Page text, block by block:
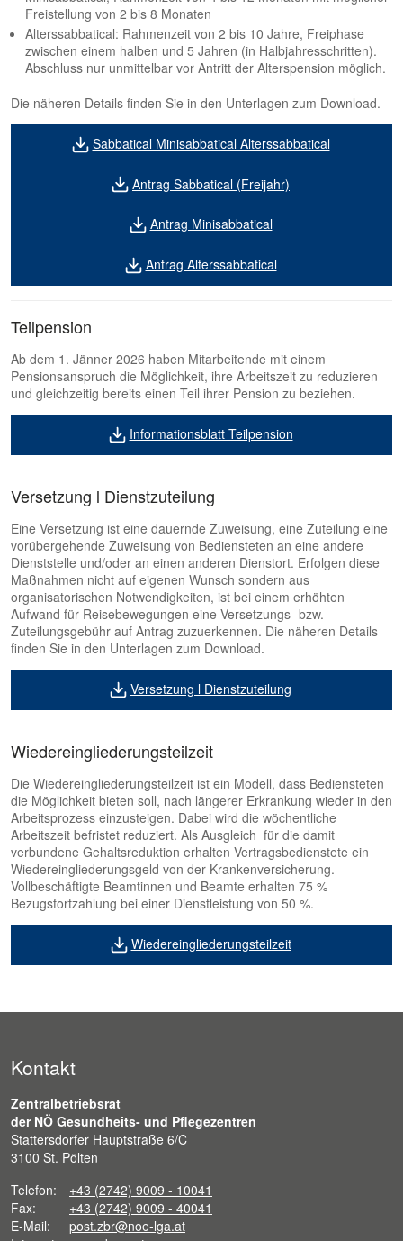
Freistellung von 2 bis 8 Monaten
Alterssabbatical: Rahmenzeit von 2 bis 10 Jahre, Freiphase
zwischen einem halben und 5 Jahren (in Halbjahresschritten).
Abschluss nur unmittelbar vor Antritt der Alterspension möglich.
Die näheren Details finden Sie in den Unterlagen zum Download.
Sabbatical Minisabbatical Alterssabbatical
Antrag Sabbatical (Freijahr)
Antrag Minisabbatical
Antrag Alterssabbatical
Teilpension
Ab dem 1. Jänner 2026 haben Mitarbeitende mit einem
Pensionsanspruch die Möglichkeit, ihre Arbeitszeit zu reduzieren
und gleichzeitig bereits einen Teil ihrer Pension zu beziehen.
Informationsblatt Teilpension
Versetzung l Dienstzuteilung
Eine Versetzung ist eine dauernde Zuweisung, eine Zuteilung eine
vorübergehende Zuweisung von Bediensteten an eine andere
Dienststelle und/oder an einen anderen Dienstort. Erfolgen diese
Maßnahmen nicht auf eigenen Wunsch sondern aus
organisatorischen Notwendigkeiten, ist bei einem erhöhten
Aufwand für Reisebewegungen eine Versetzungs- bzw.
Zuteilungsgebühr auf Antrag zuzuerkennen. Die näheren Details
finden Sie in den Unterlagen zum Download.
Versetzung l Dienstzuteilung
Wiedereingliederungsteilzeit
Die Wiedereingliederungsteilzeit ist ein Modell, dass Bediensteten
die Möglichkeit bieten soll, nach längerer Erkrankung wieder in den
Arbeitsprozess einzusteigen. Dabei wird die wöchentliche
Arbeitszeit befristet reduziert. Als Ausgleich für die damit
verbundene Gehaltsreduktion erhalten Vertragsbedienstete ein
Wieder­eingliederungs­geld von der Krankenversicherung.
Vollbeschäftigte Beamtinnen und Beamte erhalten 75 %
Bezugsfortzahlung bei einer Dienstleistung von 50 %.
Wiedereingliederungsteilzeit
Kontakt
Zentralbetriebsrat
der NÖ Gesundheits- und Pflegezentren
Stattersdorfer Hauptstraße 6/C
3100 St. Pölten
Telefon:
+43 (2742) 9009 - 10041
Fax:
+43 (2742) 9009 - 40041
E-Mail:
post.zbr@noe-lga.at